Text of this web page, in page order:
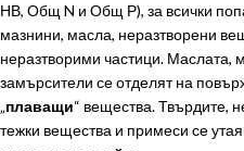
НВ, Общ N и Общ Р), за всички
мазнини, масла, неразтворени
неразтворими частици. Маслата,
замърсители се отделят на
„плаващи“ вещества. Твърдите,
тежки вещества и примеси се